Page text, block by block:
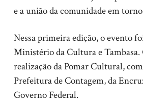
e a união da comunidade em
Nessa primeira edição, o evento
Ministério da Cultura e Tambasa.
realização da Pomar Cultural,
Prefeitura de Contagem, da
Governo Federal.